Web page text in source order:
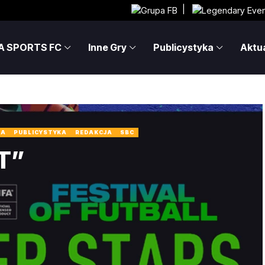
SPORTS FC Inne Gry Publicystyka
PUBLICYSTYKA REDAKCJA SBC